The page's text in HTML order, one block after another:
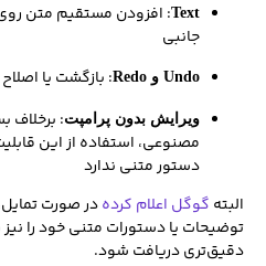
Text: افزودن مستقیم متن روی
جانبی
Undo و Redo : بازگشت یا
ویرایش بدون پرامپت: برخلاف
مصنوعی، استفاده از این
دستور متنی ندارد
البته گوگل اعلام کردهدر صورت
توضیحات یا دستورات متنی خود را
دقیق‌تری دریافت شود.